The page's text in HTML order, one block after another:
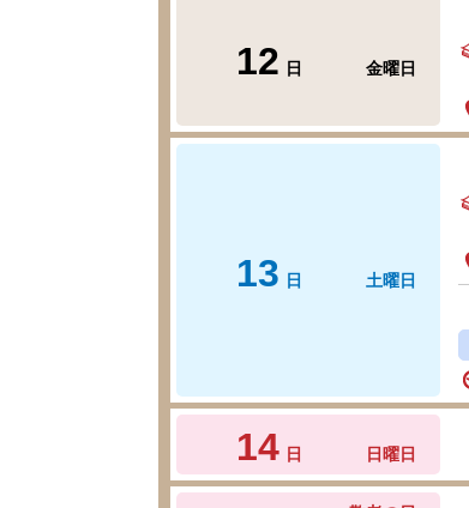
12 日 金曜日
13 日 土曜日
14 日 日曜日